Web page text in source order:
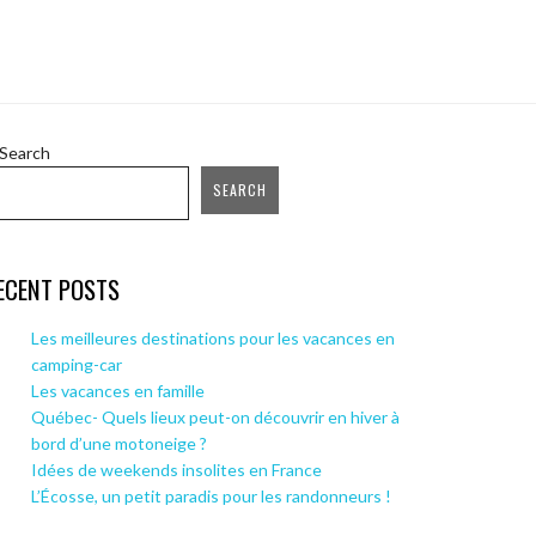
Search
SEARCH
POSTS
Les meilleures destinations pour les vacances en
camping-car
Les vacances en famille
Québec- Quels lieux peut-on découvrir en hiver à
bord d’une motoneige ?
Idées de weekends insolites en France
L’Écosse, un petit paradis pour les randonneurs !